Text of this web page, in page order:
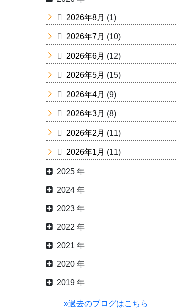
2026年8月 (1)
2026年7月 (10)
2026年6月 (12)
2026年5月 (15)
2026年4月 (9)
2026年3月 (8)
2026年2月 (11)
2026年1月 (11)
2025 年
2024 年
2023 年
2022 年
2021 年
2020 年
2019 年
»過去のブログはこちら